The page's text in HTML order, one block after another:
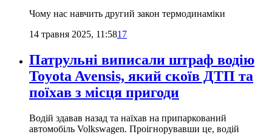
Чому нас навчить другий закон термодинаміки
14 травня 2025, 11:5817
Патрульні виписали штраф водію
Toyota Avensis, який скоїв ДТП та
поїхав з місця пригоди
Водій здавав назад та наїхав на припаркований
автомобіль Volkswagen. Проігнорувавши це, водій